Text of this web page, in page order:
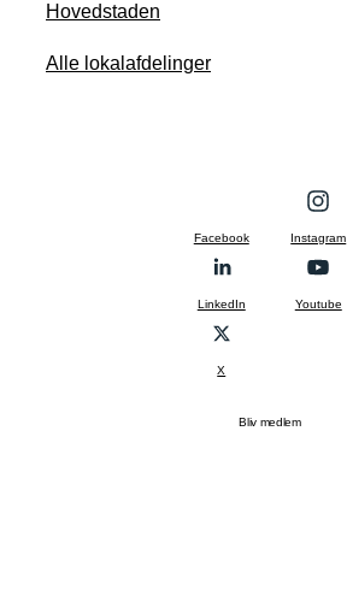
Hovedstaden
Alle lokalafdelinger
Facebook Instagram
LinkedIn Youtube
X
Bliv medlem